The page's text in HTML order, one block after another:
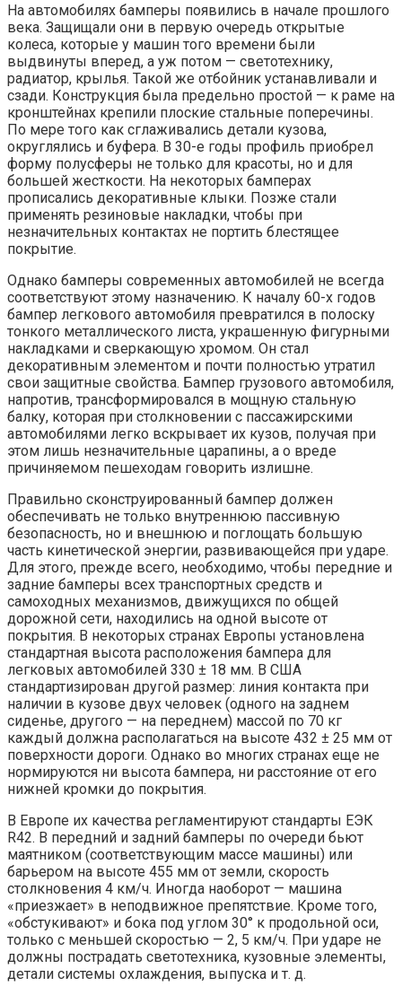
На автомобилях бамперы появились в начале прошлого
века. Защищали они в первую очередь открытые
колеса, которые у машин того времени были
выдвинуты вперед, а уж потом — светотехнику,
радиатор, крылья. Такой же отбойник устанавливали и
сзади. Конструкция была предельно простой — к раме на
кронштейнах крепили плоские стальные поперечины.
По мере того как сглаживались детали кузова,
округлялись и буфера. В 30-е годы профиль приобрел
форму полусферы не только для красоты, но и для
большей жесткости. На некоторых бамперах
прописались декоративные клыки. Позже стали
применять резиновые накладки, чтобы при
незначительных контактах не портить блестящее
покрытие.
Однако бамперы современных автомобилей не всегда
соответствуют этому назначению. К началу 60-х годов
бампер легкового автомобиля превратился в полоску
тонкого металлического листа, украшенную фигурными
накладками и сверкающую хромом. Он стал
декоративным элементом и почти полностью утратил
свои защитные свойства. Бампер грузового автомобиля,
напротив, трансформировался в мощную стальную
балку, которая при столкновении с пассажирскими
автомобилями легко вскрывает их кузов, получая при
этом лишь незначительные царапины, а о вреде
причиняемом пешеходам говорить излишне.
Правильно сконструированный бампер должен
обеспечивать не только внутреннюю пассивную
безопасность, но и внешнюю и поглощать большую
часть кинетической энергии, развивающейся при ударе.
Для этого, прежде всего, необходимо, чтобы передние и
задние бамперы всех транспортных средств и
самоходных механизмов, движущихся по общей
дорожной сети, находились на одной высоте от
покрытия. В некоторых странах Европы установлена
стандартная высота расположения бампера для
легковых автомобилей 330 ± 18 мм. В США
стандартизирован другой размер: линия контакта при
наличии в кузове двух человек (одного на заднем
сиденье, другого — на переднем) массой по 70 кг
каждый должна располагаться на высоте 432 ± 25 мм от
поверхности дороги. Однако во многих странах еще не
нормируются ни высота бампера, ни расстояние от его
нижней кромки до покрытия.
В Европе их качества регламентируют стандарты ЕЭК
R42. В передний и задний бамперы по очереди бьют
маятником (соответствующим массе машины) или
барьером на высоте 455 мм от земли, скорость
столкновения 4 км/ч. Иногда наоборот — машина
«приезжает» в неподвижное препятствие. Кроме того,
«обстукивают» и бока под углом 30° к продольной оси,
только с меньшей скоростью — 2, 5 км/ч. При ударе не
должны пострадать светотехника, кузовные элементы,
детали системы охлаждения, выпуска и т. д.